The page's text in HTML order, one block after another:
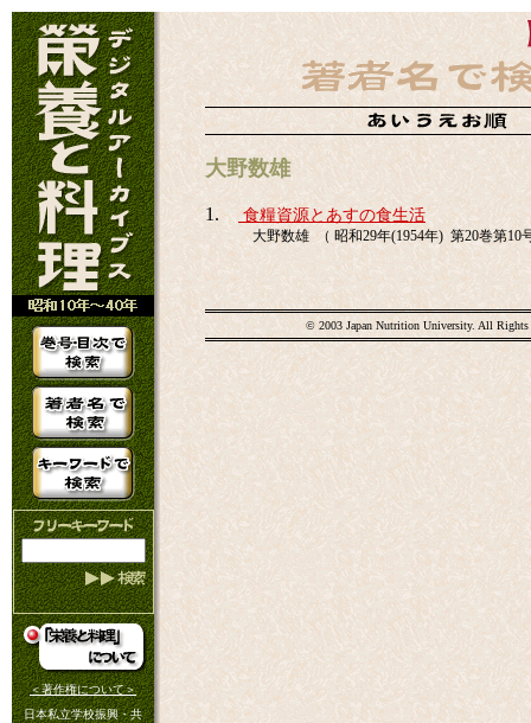
＜著作権について＞
日本私立学校振興・共
大野数雄
1. 食糧資源とあすの食生活
大野数雄 （ 昭和29年(1954年) 第20巻第10
© 2003 Japan Nutrition University. All Rights